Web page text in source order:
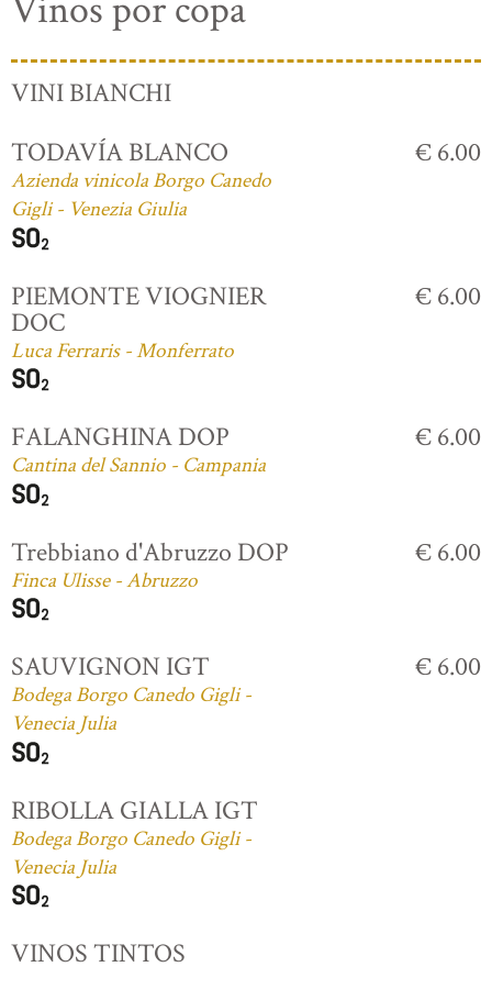
Vinos por copa
VINI BIANCHI
TODAVÍA BLANCO
Azienda vinicola Borgo Canedo
Gigli - Venezia Giulia
€ 6.00
PIEMONTE VIOGNIER
DOC
Luca Ferraris - Monferrato
€ 6.00
FALANGHINA DOP
Cantina del Sannio - Campania
€ 6.00
Trebbiano d'Abruzzo DOP
Finca Ulisse - Abruzzo
€ 6.00
SAUVIGNON IGT
Bodega Borgo Canedo Gigli -
Venecia Julia
€ 6.00
RIBOLLA GIALLA IGT
Bodega Borgo Canedo Gigli -
Venecia Julia
VINOS TINTOS